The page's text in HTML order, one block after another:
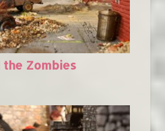
the Zombies